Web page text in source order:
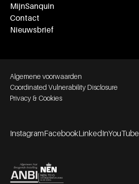
MijnSanquin
Contact
Nieuwsbrief
Footer bottom navigation
Algemene voorwaarden
Coordinated Vulnerability Disclosure
Privacy & Cookies
InstagramFacebookLinkedInYouTube
Partners